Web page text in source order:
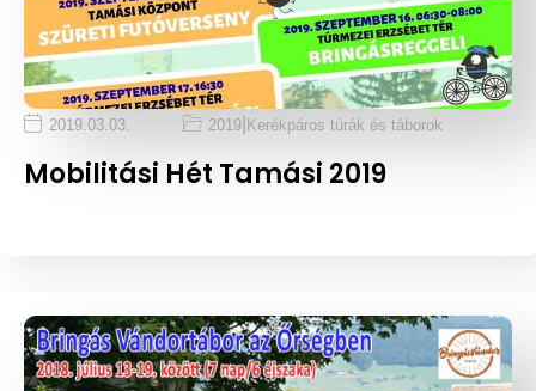
2019.03.03. 2019 Kerékpáros túrák és táborok
Mobilitási Hét Tamási 2019